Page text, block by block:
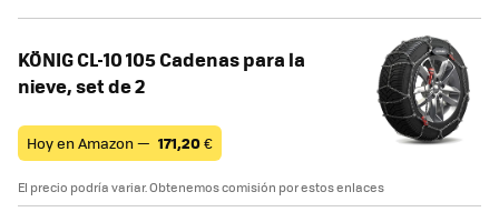
KÖNIG CL-10 105 Cadenas para la
nieve, set de 2
Hoy en Amazon — 171,20€
El precio podría variar. Obtenemos comisión por estos enlaces